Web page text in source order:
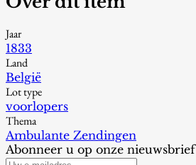
Jaar
1833
Land
België
Lot type
voorlopers
Thema
Ambulante Zendingen
Abonneer u op onze nieuwsbrief